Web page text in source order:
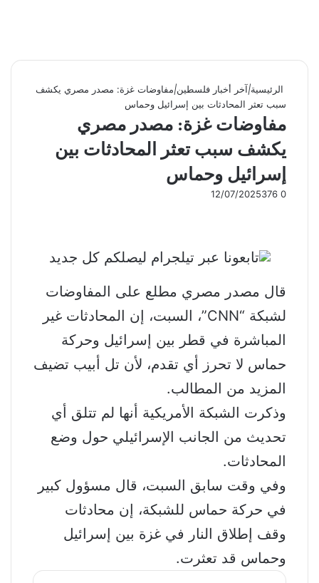
الرئيسية|آخر أخبار فلسطين|مفاوضات غزة: مصدر مصري يكشف
سبب تعثر المحادثات بين إسرائيل وحماس
مفاوضات غزة: مصدر مصري
يكشف سبب تعثر المحادثات بين
إسرائيل وحماس
12/07/2025 0
قال مصدر مصري مطلع على المفاوضات
لشبكة “CNN”، السبت، إن المحادثات غير
المباشرة في قطر بين إسرائيل وحركة
حماس لا تحرز أي تقدم، لأن تل أبيب تضيف
المزيد من المطالب.
وذكرت الشبكة الأمريكية أنها لم تتلق أي
تحديث من الجانب الإسرائيلي حول وضع
المحادثات.
وفي وقت سابق السبت، قال مسؤول كبير
في حركة حماس للشبكة، إن محادثات
وقف إطلاق النار في غزة بين إسرائيل
وحماس قد تعثرت.